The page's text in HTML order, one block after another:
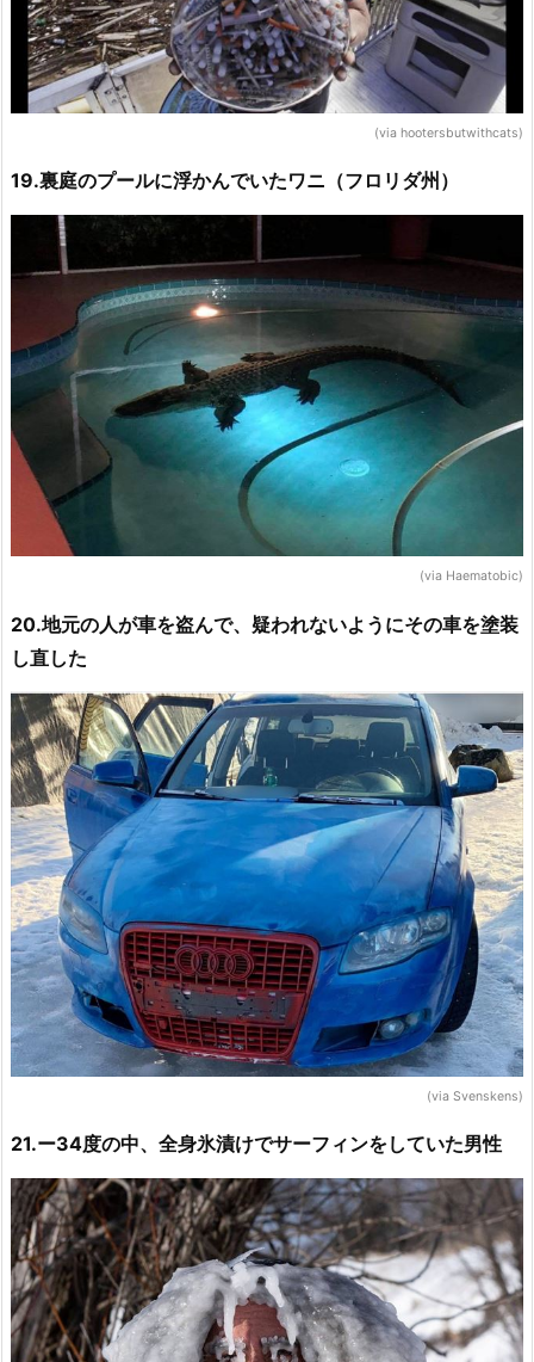
(via hootersbutwithcats)
19.裏庭のプールに浮かんでいたワニ（フロリダ州）
(via Haematobic)
20.地元の人が車を盗んで、疑われないようにその車を塗装
し直した
(via Svenskens)
21.ー34度の中、全身氷漬けでサーフィンをしていた男性